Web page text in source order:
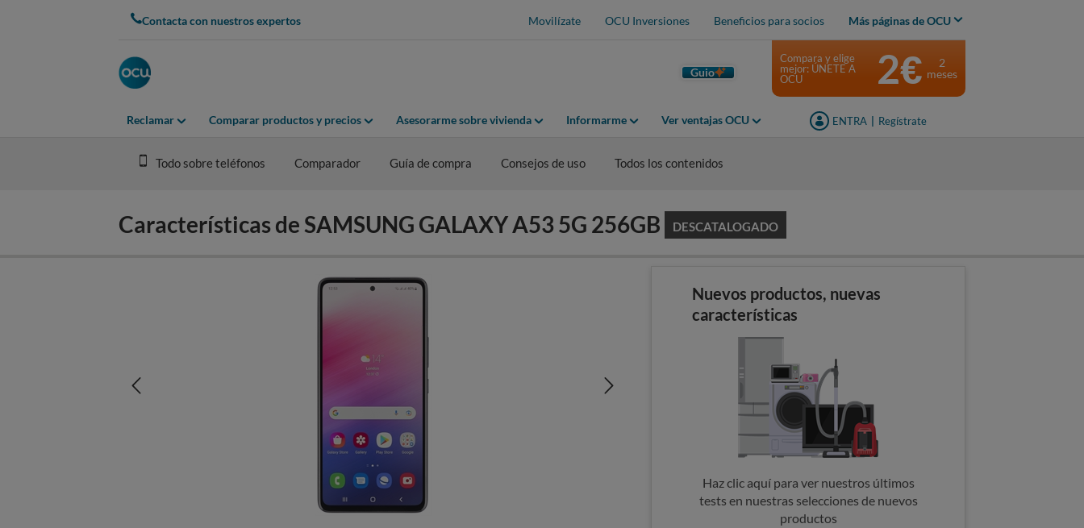
Contacta con nuestros expertos Movilízate OCU Inversiones Beneficios para socios Más páginas de OCU
Guio
Reclamar Comparar productos y precios Asesorarme sobre vivienda Informarme Ver ventajas OCU ENTRA Regístrate
Compara y elige
mejor: ÚNETE A
OCU
2€
2
meses
Todo sobre teléfonos Comparador Guía de compra Consejos de uso Todos los contenidos
Características de SAMSUNG GALAXY A53 5G 256GB DESCATALOGADO
Nuevos productos, nuevas
características
Haz clic aquí para ver nuestros últimos
tests en nuestras selecciones de nuevos
productos